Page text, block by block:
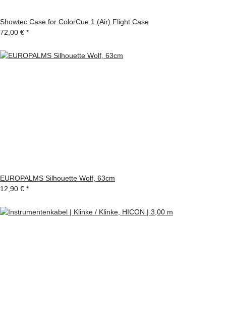
Showtec Case for ColorCue 1 (Air) Flight Case
72,00 € *
EUROPALMS Silhouette Wolf, 63cm
12,90 € *